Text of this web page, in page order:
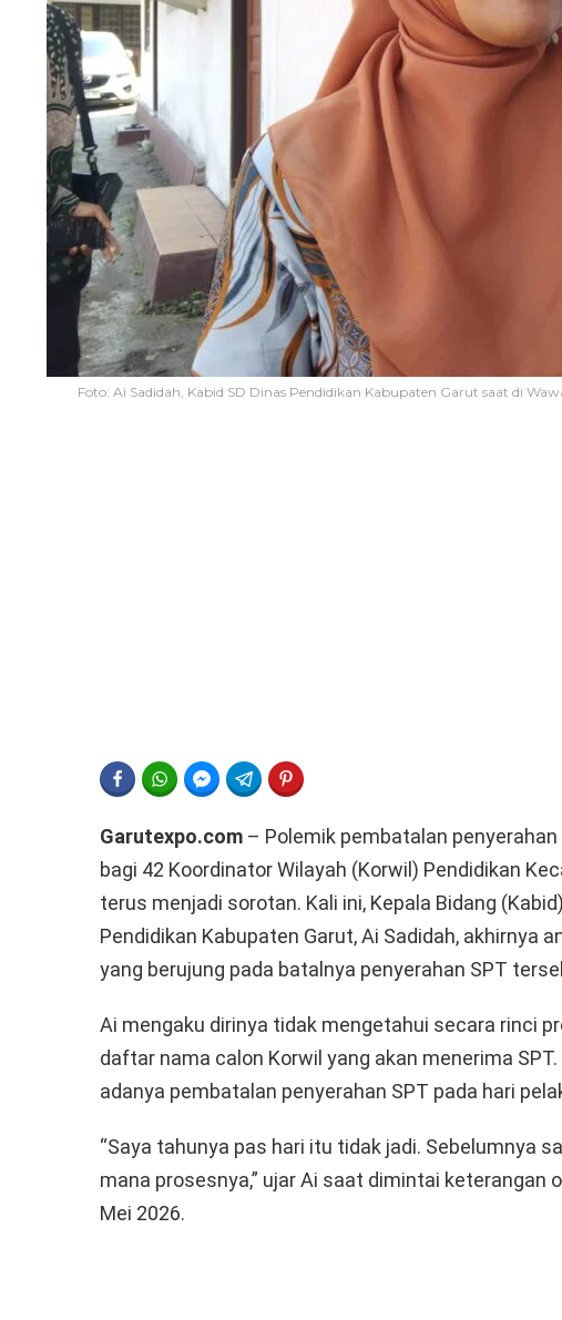
Foto: Ai Sadidah, Kabid SD Dinas Pendidikan Kabupaten Garut saat di
FACEBOOKWHATSAPPFACEBOOK MESSENGER
TELEGRAM
Garutexpo.com – Polemik pembatalan
bagi 42 Koordinator Wilayah (Korwil) Pendidikan
terus menjadi sorotan. Kali ini, Kepala Bidang
Pendidikan Kabupaten Garut, Ai Sadidah, akhirnya
yang berujung pada batalnya penyerahan SPT
Ai mengaku dirinya tidak mengetahui secara rinci
daftar nama calon Korwil yang akan menerima
adanya pembatalan penyerahan SPT pada hari
“Saya tahunya pas hari itu tidak jadi. Sebelumnya
mana prosesnya,” ujar Ai saat dimintai keterangan
Mei 2026.